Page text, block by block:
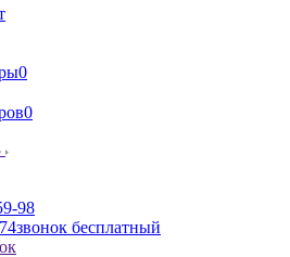
0
0
98
звонок бесплатный